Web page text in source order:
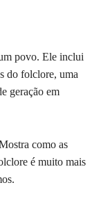
povo. Ele inclui
do folclore, uma
geração em
como as
é muito mais